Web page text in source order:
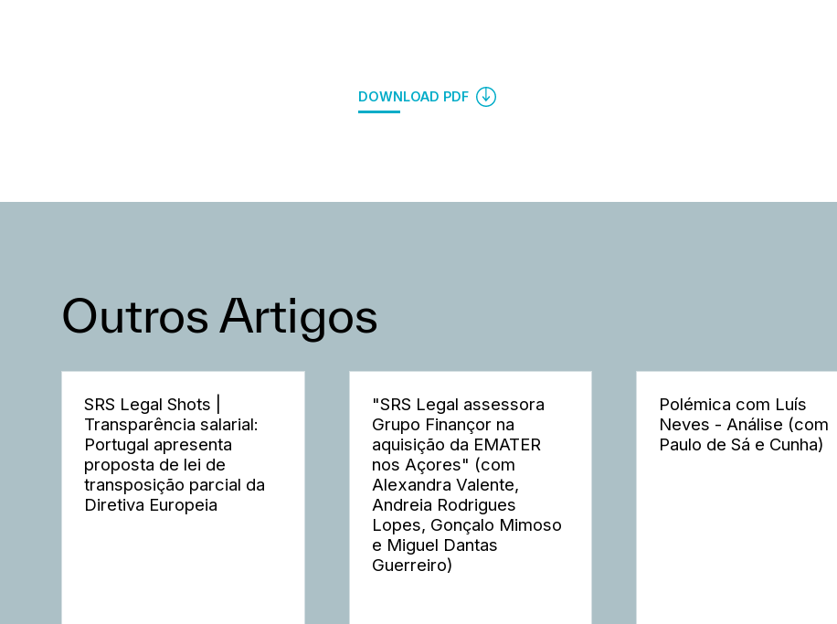
DOWNLOAD PDF
Outros Artigos
SRS Legal Shots |
Transparência salarial:
Portugal apresenta
proposta de lei de
transposição parcial da
Diretiva Europeia
"SRS Legal assessora
Grupo Finançor na
aquisição da EMATER
nos Açores" (com
Alexandra Valente,
Andreia Rodrigues
Lopes, Gonçalo Mimoso
e Miguel Dantas
Guerreiro)
Polémica com Luís
Neves - Análise (com
Paulo de Sá e Cunha)